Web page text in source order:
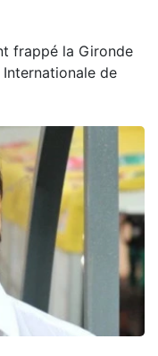
frappé la Gironde
Internationale de